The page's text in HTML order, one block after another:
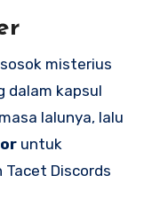
misterius
dalam kapsul
lalunya, lalu
untuk
Discords